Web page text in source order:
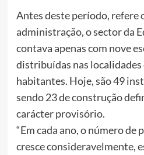
Antes deste período, refere
administração, o sector da
contava apenas com nove
distribuídas nas
habitantes. Hoje, são 49
sendo 23 de construção
carácter provisório.
“Em cada ano, o número de
cresce consideravelmente,